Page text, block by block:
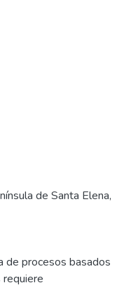
de Santa Elena,
de procesos basados